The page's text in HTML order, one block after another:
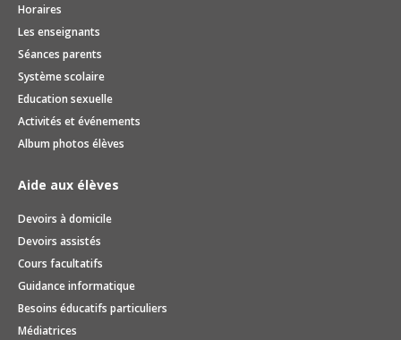
Horaires
Les enseignants
Séances parents
Système scolaire
Education sexuelle
Activités et événements
Album photos élèves
Aide aux élèves
Devoirs à domicile
Devoirs assistés
Cours facultatifs
Guidance informatique
Besoins éducatifs particuliers
Médiatrices